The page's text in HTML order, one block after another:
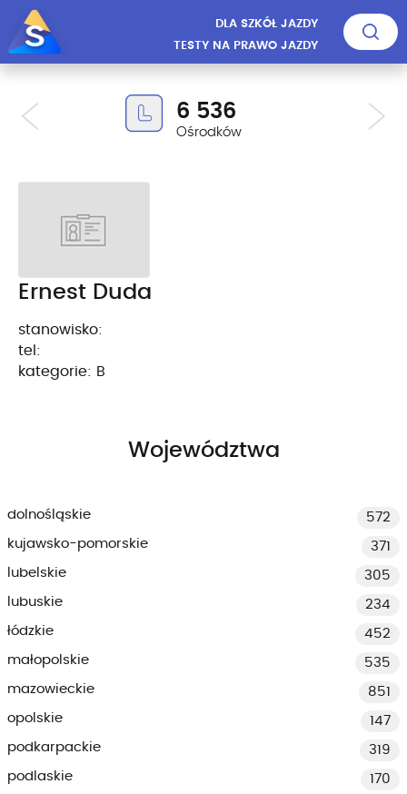
DLA SZKÓŁ JAZDY
TESTY NA PRAWO JAZDY
6 536
Ośrodków
Ernest Duda
stanowisko:
tel:
kategorie: B
Województwa
dolnośląskie
572
kujawsko-pomorskie
371
lubelskie
305
lubuskie
234
łódzkie
452
małopolskie
535
mazowieckie
851
opolskie
147
podkarpackie
319
podlaskie
170